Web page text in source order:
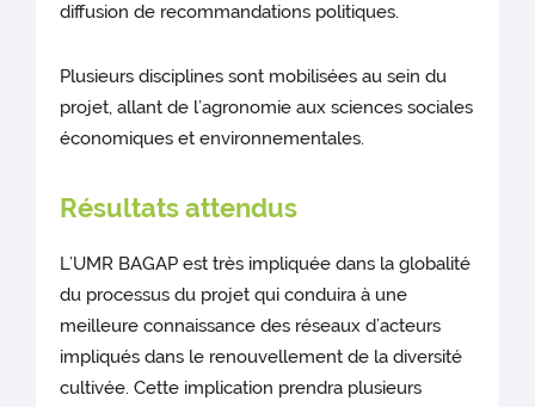
diffusion de recommandations politiques.
Plusieurs disciplines sont mobilisées au sein du
projet, allant de l’agronomie aux sciences sociales
économiques et environnementales.
Résultats attendus
L’UMR BAGAP est très impliquée dans la globalité
du processus du projet qui conduira à une
meilleure connaissance des réseaux d’acteurs
impliqués dans le renouvellement de la diversité
cultivée. Cette implication prendra plusieurs